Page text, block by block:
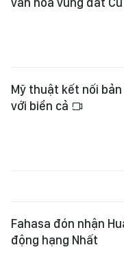
Mỹ thuật kết nối
với biển cả
Fahasa đón nhận
động hạng Nhất